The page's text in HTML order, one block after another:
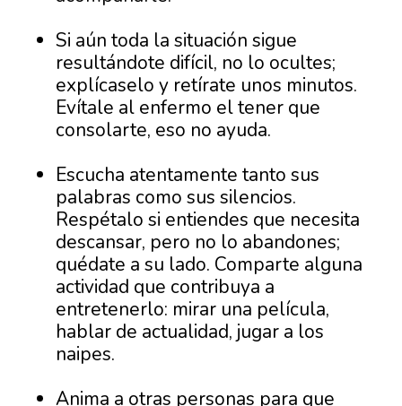
Si aún toda la situación sigue
resultándote difícil, no lo ocultes;
explícaselo y retírate unos minutos.
Evítale al enfermo el tener que
consolarte, eso no ayuda.
Escucha atentamente tanto sus
palabras como sus silencios.
Respétalo si entiendes que necesita
descansar, pero no lo abandones;
quédate a su lado. Comparte alguna
actividad que contribuya a
entretenerlo: mirar una película,
hablar de actualidad, jugar a los
naipes.
Anima a otras personas para que